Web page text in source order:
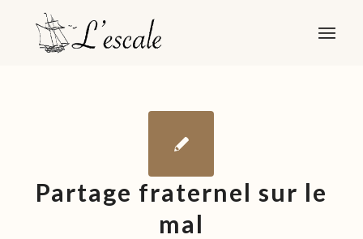
Partage fraternel sur le
mal